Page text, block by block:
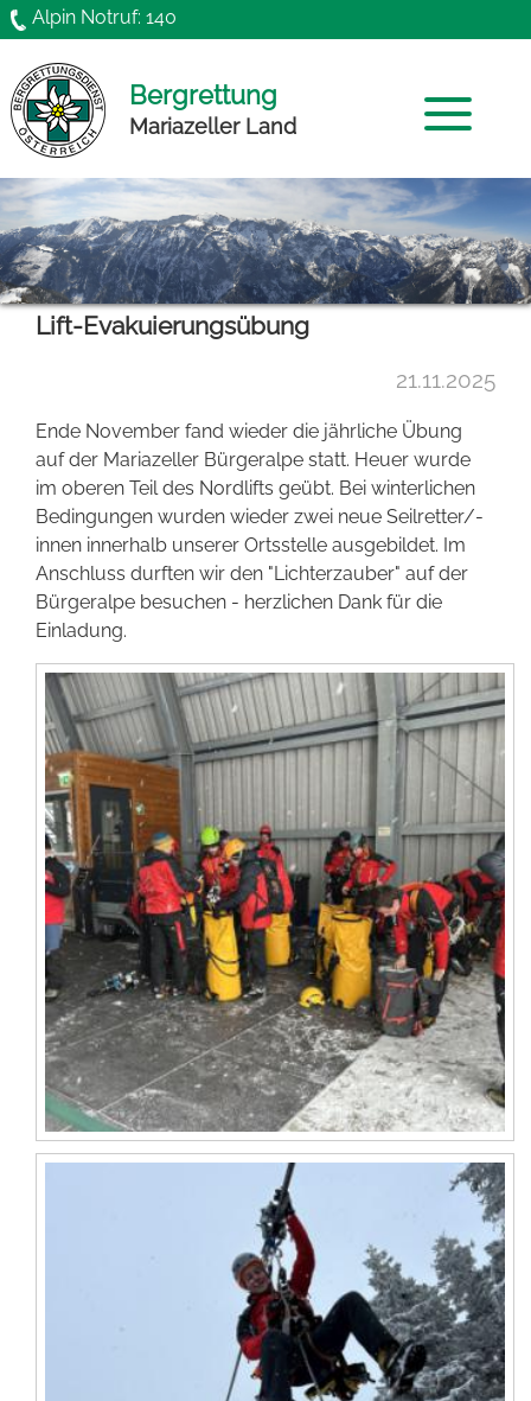
Direkt zum Inhalt
Alpin Notruf: 140
Bergrettung
Mariazeller Land
Home
Mannschaft
News
Funktionäre
Gründung
Förderer werden
Kontakt
Lift-Evakuierungsübung
21.11.2025
Ende November fand wieder die jährliche Übung
auf der Mariazeller Bürgeralpe statt. Heuer wurde
im oberen Teil des Nordlifts geübt. Bei winterlichen
Bedingungen wurden wieder zwei neue Seilretter/-
innen innerhalb unserer Ortsstelle ausgebildet. Im
Anschluss durften wir den "Lichterzauber" auf der
Bürgeralpe besuchen - herzlichen Dank für die
Einladung.